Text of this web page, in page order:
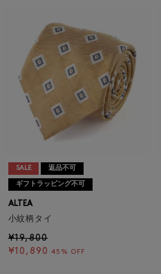
SALE 返品不可
ギフトラッピング不可
ALTEA
小紋柄タイ
¥19,800
¥10,890 45% OFF